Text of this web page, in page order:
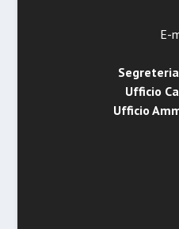
E-
Ufficio
Ufficio